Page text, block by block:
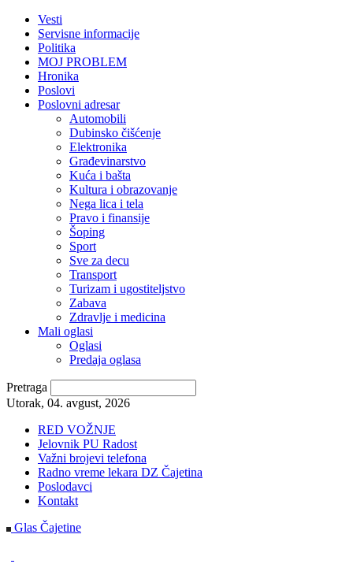
Vesti
Servisne informacije
Politika
MOJ PROBLEM
Hronika
Poslovi
Poslovni adresar
Automobili
Dubinsko čišćenje
Elektronika
Građevinarstvo
Kuća i bašta
Kultura i obrazovanje
Nega lica i tela
Pravo i finansije
Šoping
Sport
Sve za decu
Transport
Turizam i ugostiteljstvo
Zabava
Zdravlje i medicina
Mali oglasi
Oglasi
Predaja oglasa
Pretraga
Utorak, 04. avgust, 2026
RED VOŽNJE
Jelovnik PU Radost
Važni brojevi telefona
Radno vreme lekara DZ Čajetina
Poslodavci
Kontakt
Glas Čajetine